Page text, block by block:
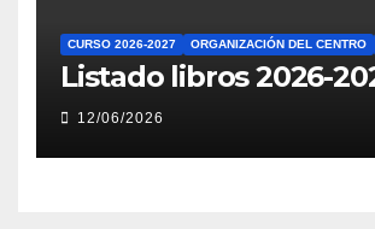
CURSO 2026-2027 ORGANIZACIÓN DEL CENTRO
Listado libros 2026-
12/06/2026